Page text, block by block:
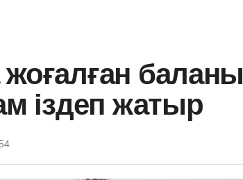
баланы
іздеп жатыр